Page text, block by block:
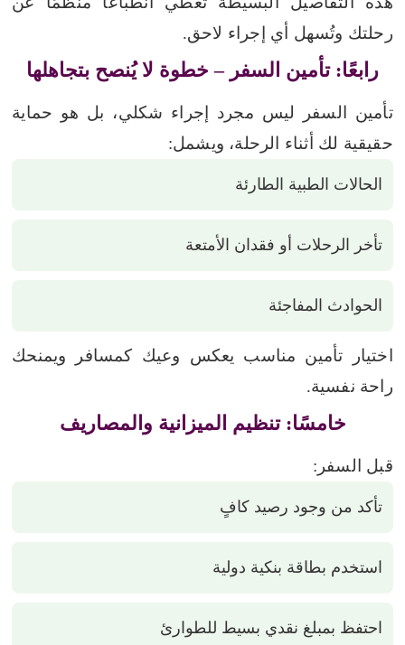
رحلتك وتُسهل أي إجراء لاحق.
رابعًا: تأمين السفر – خطوة لا يُنصح بتجاهلها
تأمين السفر ليس مجرد إجراء شكلي، بل هو حماية
حقيقية لك أثناء الرحلة، ويشمل:
الحالات الطبية الطارئة
تأخر الرحلات أو فقدان الأمتعة
الحوادث المفاجئة
اختيار تأمين مناسب يعكس وعيك كمسافر ويمنحك
راحة نفسية.
خامسًا: تنظيم الميزانية والمصاريف
قبل السفر:
تأكد من وجود رصيد كافٍ
استخدم بطاقة بنكية دولية
احتفظ بمبلغ نقدي بسيط للطوارئ